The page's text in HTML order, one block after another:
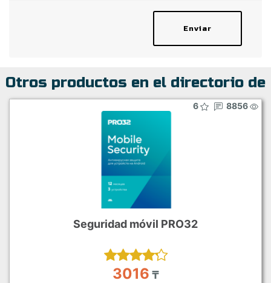
Enviar
Otros productos en el directorio de
6 8856
Seguridad móvil PRO32
3016 ₸